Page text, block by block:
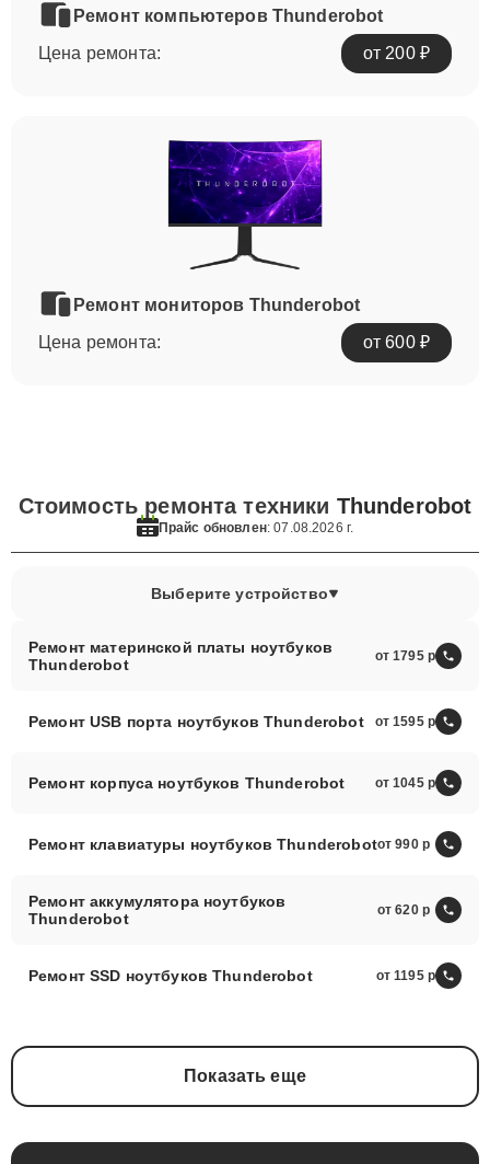
Ремонт компьютеров Thunderobot
Цена ремонта:
от 200 ₽
Ремонт мониторов Thunderobot
Цена ремонта:
от 600 ₽
Стоимость ремонта техники Thunderobot
Прайс обновлен: 07.08.2026 г.
Выберите устройство
Ремонт материнской платы ноутбуков
Thunderobot
от 1795
Ремонт USB порта ноутбуков Thunderobot от 1595
Ремонт корпуса ноутбуков Thunderobot от 1045
Ремонт клавиатуры ноутбуков Thunderobotот 990
Ремонт аккумулятора ноутбуков
Thunderobot
от 620
Ремонт SSD ноутбуков Thunderobot от 1195
Показать еще